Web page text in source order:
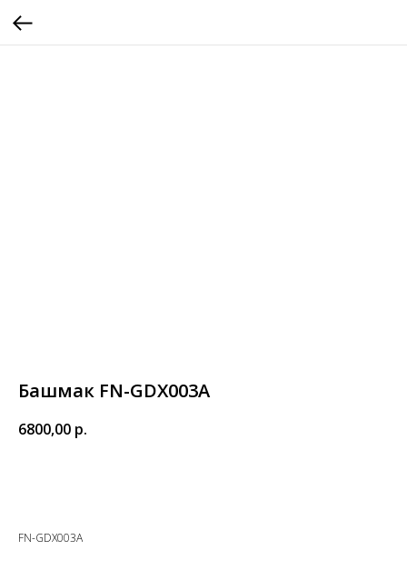
Башмак FN-GDX003A
6800,00 р.
FN-GDX003A